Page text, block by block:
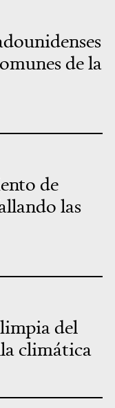
de la
de
las
del
climática